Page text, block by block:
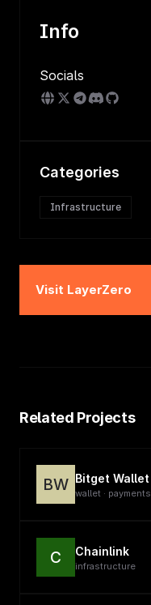
Info
Socials
Categories
Infrastructure
Visit LayerZero
Related Projects
BW Bitget Wallet
wallet · payments
C Chainlink
infrastructure